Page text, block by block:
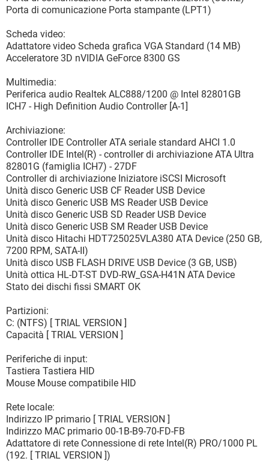
Porta di comunicazione Porta stampante (LPT1)
Scheda video:
Adattatore video Scheda grafica VGA Standard (14 MB)
Acceleratore 3D nVIDIA GeForce 8300 GS
Multimedia:
Periferica audio Realtek ALC888/1200 @ Intel 82801GB
ICH7 - High Definition Audio Controller [A-1]
Archiviazione:
Controller IDE Controller ATA seriale standard AHCI 1.0
Controller IDE Intel(R) - controller di archiviazione ATA Ultra
82801G (famiglia ICH7) - 27DF
Controller di archiviazione Iniziatore iSCSI Microsoft
Unità disco Generic USB CF Reader USB Device
Unità disco Generic USB MS Reader USB Device
Unità disco Generic USB SD Reader USB Device
Unità disco Generic USB SM Reader USB Device
Unità disco Hitachi HDT725025VLA380 ATA Device (250 GB,
7200 RPM, SATA-II)
Unità disco USB FLASH DRIVE USB Device (3 GB, USB)
Unità ottica HL-DT-ST DVD-RW_GSA-H41N ATA Device
Stato dei dischi fissi SMART OK
Partizioni:
C: (NTFS) [ TRIAL VERSION ]
Capacità [ TRIAL VERSION ]
Periferiche di input:
Tastiera Tastiera HID
Mouse Mouse compatibile HID
Rete locale:
Indirizzo IP primario [ TRIAL VERSION ]
Indirizzo MAC primario 00-1B-B9-70-FD-FB
Adattatore di rete Connessione di rete Intel(R) PRO/1000 PL
(192. [ TRIAL VERSION ])